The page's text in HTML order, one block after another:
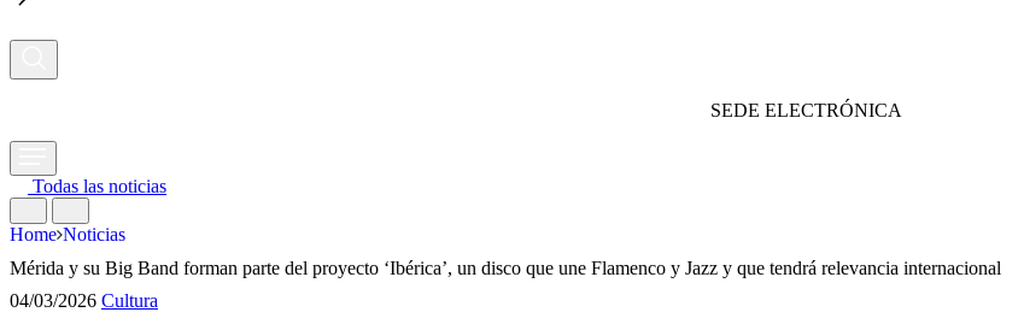
SEDE ELECTRÓNICA
Todas las noticias
Home Noticias
Mérida y su Big Band forman parte del proyecto ‘Ibérica’, un disco que une Flamenco y Jazz y que tendrá relevancia internacional
04/03/2026 Cultura